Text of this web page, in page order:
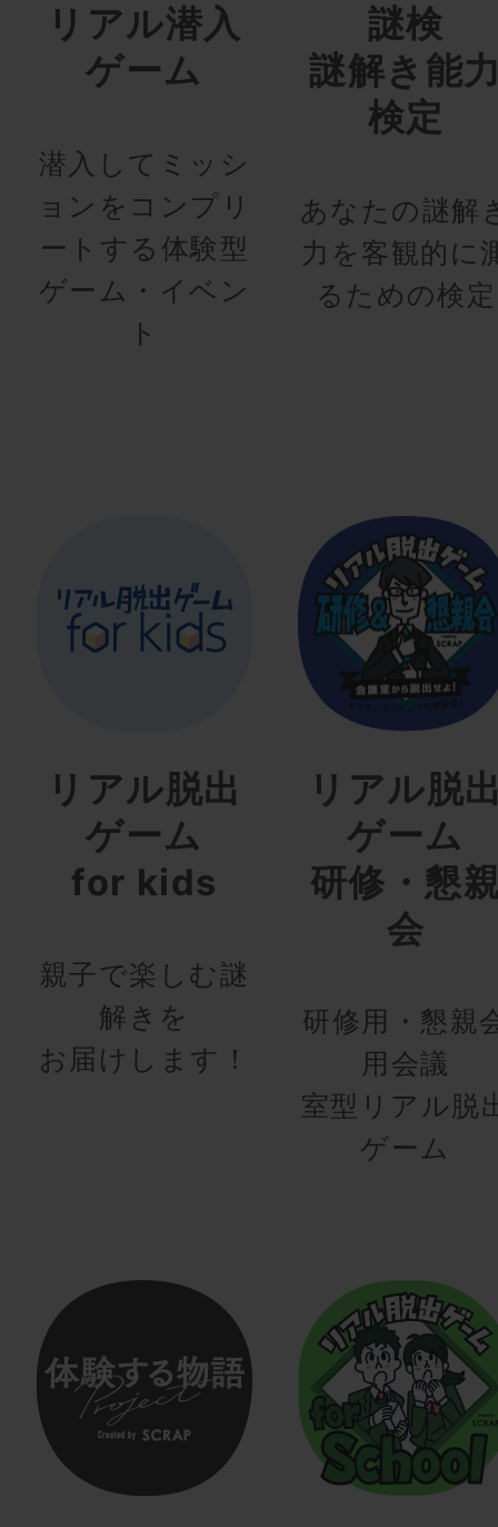
リアル潜入
ゲーム
潜入してミッシ
ョンをコンプリ
ートする体験型
ゲーム・イベン
ト
謎検
謎解き能
検定
あなたの謎解
力を客観的に
るための検定
リアル脱出
ゲーム
for kids
親子で楽しむ謎
解きを
お届けします！
リアル脱
ゲーム
研修・懇
会
研修用・懇親
用会議
室型リアル脱
ゲーム